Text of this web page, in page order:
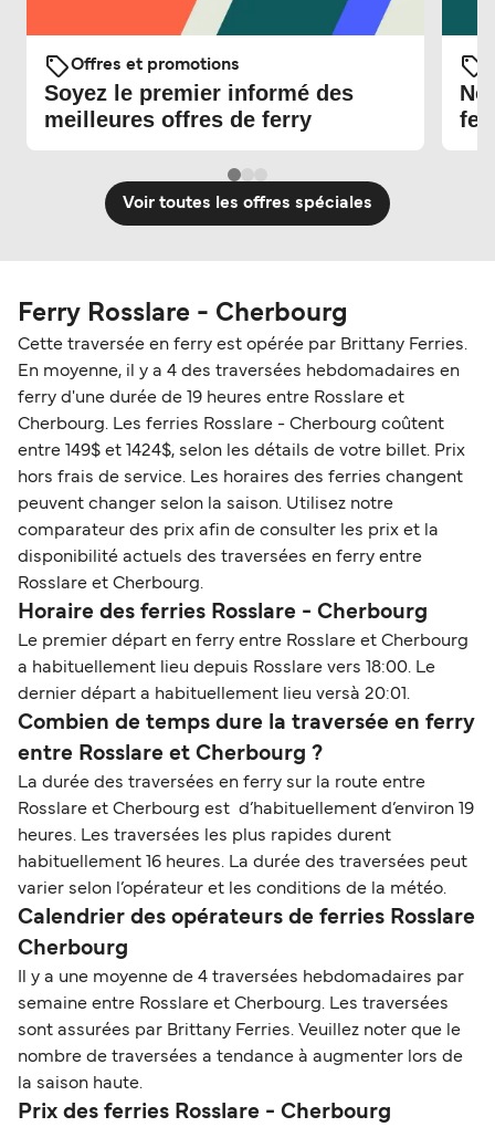
Offres et promotions
Soyez le premier informé des
meilleures offres de ferry
Voir toutes les offres spéciales
Ferry Rosslare - Cherbourg
Cette traversée en ferry est opérée par Brittany Ferries.
En moyenne, il y a 4 des traversées hebdomadaires en
ferry d'une durée de 19 heures entre Rosslare et
Cherbourg. Les ferries Rosslare - Cherbourg coûtent
entre 149$ et 1424$, selon les détails de votre billet. Prix
hors frais de service. Les horaires des ferries changent
peuvent changer selon la saison. Utilisez notre
comparateur des prix afin de consulter les prix et la
disponibilité actuels des traversées en ferry entre
Rosslare et Cherbourg.
Horaire des ferries Rosslare - Cherbourg
Le premier départ en ferry entre Rosslare et Cherbourg
a habituellement lieu depuis Rosslare vers 18:00. Le
dernier départ a habituellement lieu versà 20:01.
Combien de temps dure la traversée en ferry
entre Rosslare et Cherbourg ?
La durée des traversées en ferry sur la route entre
Rosslare et Cherbourg est d’habituellement d’environ 19
heures. Les traversées les plus rapides durent
habituellement 16 heures. La durée des traversées peut
varier selon l’opérateur et les conditions de la météo.
Calendrier des opérateurs de ferries Rosslare
Cherbourg
Il y a une moyenne de 4 traversées hebdomadaires par
semaine entre Rosslare et Cherbourg. Les traversées
sont assurées par Brittany Ferries. Veuillez noter que le
nombre de traversées a tendance à augmenter lors de
la saison haute.
Prix des ferries Rosslare - Cherbourg